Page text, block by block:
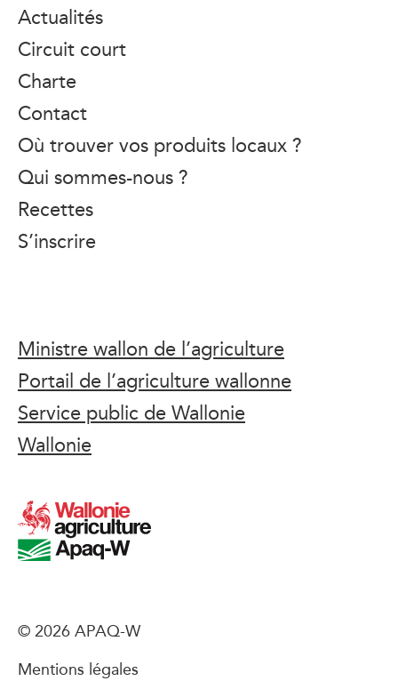
Actualités
Circuit court
Charte
Contact
Où trouver vos produits locaux ?
Qui sommes-nous ?
Recettes
S’inscrire
Ministre wallon de l’agriculture
Portail de l’agriculture wallonne
Service public de Wallonie
Wallonie
© 2026 APAQ-W
Mentions légales